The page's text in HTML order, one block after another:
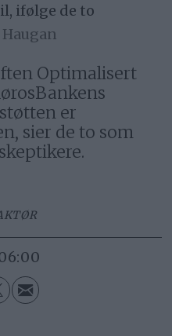
ifølge de to
Optimalisert
er
sier de to som